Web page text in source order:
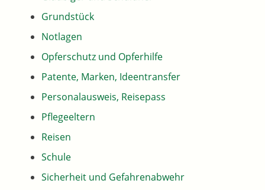
Grundstück
Notlagen
Opferschutz und Opferhilfe
Patente, Marken, Ideentransfer
Personalausweis, Reisepass
Pflegeeltern
Reisen
Schule
Sicherheit und Gefahrenabwehr